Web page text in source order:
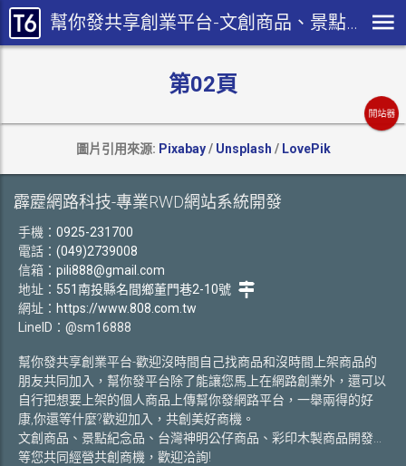
開站器
幫你發共享創業平台-文創商品、景點紀念品、台灣神明公仔商品、木製商品開發...等您共同經營共創商機
第02頁
圖片引用來源: Pixabay/ Unsplash / LovePik
霹靂網路科技-專業RWD網站系統開發
手機： 0925-231700
電話： (049)2739008
信箱： pili888@gmail.com
地址： 551南投縣名間鄉董門巷2-10號
網址： https://www.808.com.tw
LineID：@sm16888
幫你發共享創業平台-歡迎沒時間自己找商品和沒時間上架商品的
朋友共同加入，幫你發平台除了能讓您馬上在網路創業外，還可以
自行把想要上架的個人商品上傳幫你發網路平台，一舉兩得的好
康,你還等什麼?歡迎加入，共創美好商機。
文創商品、景點紀念品、台灣神明公仔商品、彩印木製商品開發...
等您共同經營共創商機，歡迎洽詢!